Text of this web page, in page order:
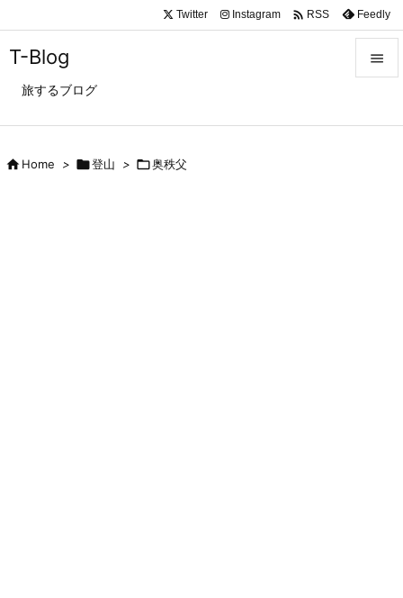
T-Blog
旅するブログ

Twitter Instagram  RSS Feedly
Home > 登山 > 奥秩父